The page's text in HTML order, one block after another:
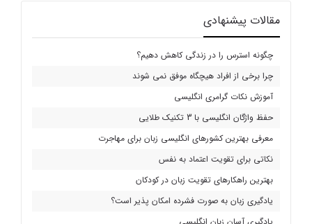
مقالات پیشنهادی
چگونه استرس را در زندگی کاهش دهیم؟
چرا برخی از افراد هیچگاه موفق نمی شوند
آموزش نکات گرامری انگلیسی
حفظ واژگان انگلیسی با 3 تکنیک طلایی
معرفی بهترین کشورهای انگلیسی زبان برای مهاجرت
نکاتی برای تقویت اعتماد به نفس
بهترین راهکارهای تقویت زبان در کودکان
یادگیری زبان به صورت فشرده امکان پذیر است؟